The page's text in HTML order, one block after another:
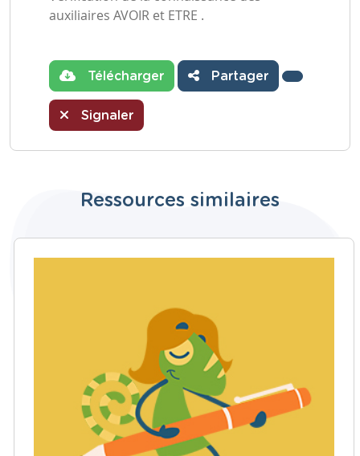
auxiliaires AVOIR et ETRE .
Télécharger Partager
Signaler
Ressources similaires